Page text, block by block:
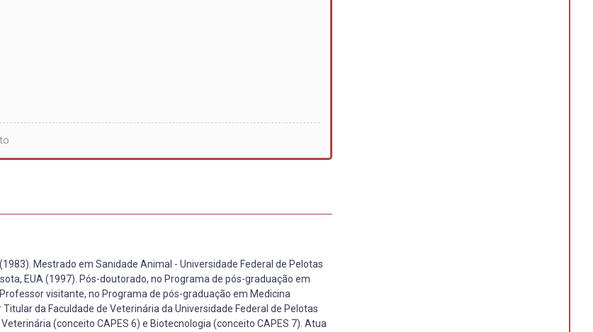
Mestrado em Sanidade Animal - Universidade Federal de Pelotas
EUA (1997). Pós-doutorado, no Programa de pós-graduação em
visitante, no Programa de pós-graduação em Medicina
da Faculdade de Veterinária da Universidade Federal de Pelotas
(conceito CAPES 6) e Biotecnologia (conceito CAPES 7). Atua